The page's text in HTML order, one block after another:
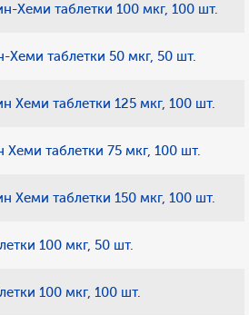
Хеми таблетки 100 мкг, 100 шт.
Хеми таблетки 50 мкг, 50 шт.
Хеми таблетки 125 мкг, 100 шт.
Хеми таблетки 75 мкг, 100 шт.
Хеми таблетки 150 мкг, 100 шт.
100 мкг, 50 шт.
100 мкг, 100 шт.